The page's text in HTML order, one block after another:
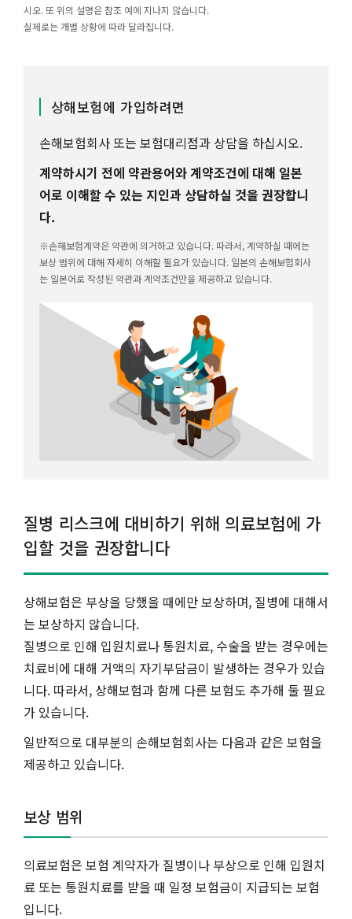
시오. 또 위의 설명은 참조 예에 지나지 않습니다.
실제로는 개별 상황에 따라 달라집니다.
상해보험에 가입하려면
손해보험회사 또는 보험대리점과 상담을 하십시오.
계약하시기 전에 약관용어와 계약조건에 대해 일본
어로 이해할 수 있는 지인과 상담하실 것을 권장합니
다.
※손해보험계약은 약관에 의거하고 있습니다. 따라서, 계약하실 때에는
보상 범위에 대해 자세히 이해할 필요가 있습니다. 일본의 손해보험회사
는 일본어로 작성된 약관과 계약조건만을 제공하고 있습니다.
질병 리스크에 대비하기 위해 의료보험에 가
입할 것을 권장합니다
상해보험은 부상을 당했을 때에만 보상하며, 질병에 대해서
는 보상하지 않습니다.
질병으로 인해 입원치료나 통원치료, 수술을 받는 경우에는
치료비에 대해 거액의 자기부담금이 발생하는 경우가 있습
니다. 따라서, 상해보험과 함께 다른 보험도 추가해 둘 필요
가 있습니다.
일반적으로 대부분의 손해보험회사는 다음과 같은 보험을
제공하고 있습니다.
보상 범위
의료보험은 보험 계약자가 질병이나 부상으로 인해 입원치
료 또는 통원치료를 받을 때 일정 보험금이 지급되는 보험
입니다.